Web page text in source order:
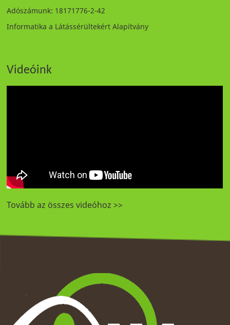
Adószámunk: 18171776-2-42
Informatika a Látássérültekért Alapítvány
Videóink
Tovább az összes videóhoz >>